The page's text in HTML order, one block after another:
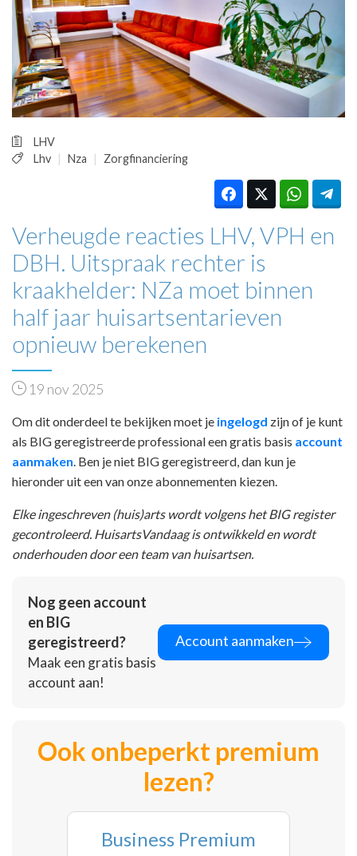
PRAKTIJKZAKEN
TARIEVEN
VPHUISARTSEN
MEDISCHE VAKHANDEL
INLOGGEN
LHV
Lhv
Nza Zorgfinanciering
Verheugde reacties LHV, VPH en
DBH. Uitspraak rechter is
kraakhelder: NZa moet binnen
half jaar huisartsentarieven
opnieuw berekenen
19 nov 2025
Om dit onderdeel te bekijken moet je ingelogd zijn of je kunt
als BIG geregistreerde professional een gratis basis account
aanmaken . Ben je niet BIG geregistreerd, dan kun je
hieronder uit een van onze abonnementen kiezen.
Elke ingeschreven (huis)arts wordt volgens het BIG register
gecontroleerd. HuisartsVandaag is ontwikkeld en wordt
onderhouden door een team van huisartsen.
Nog geen account
en BIG
geregistreerd?
Maak een gratis basis
account aan!
Account aanmaken
Ook onbeperkt premium
lezen?
Business Premium